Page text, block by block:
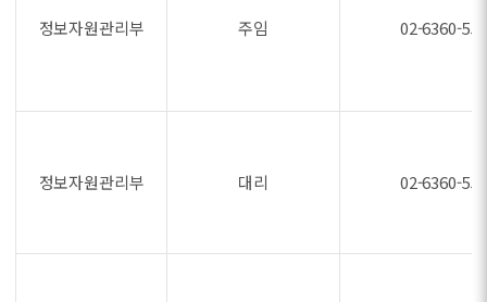
정보자원관리부 주임 02-6360-
정보자원관리부 대리 02-6360-